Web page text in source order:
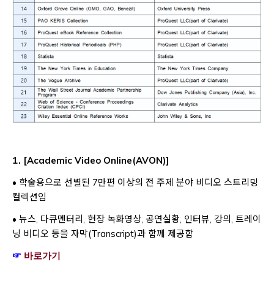
1. [Academic Video Online(AVON)]
• 학술용으로 선별된 7만편 이상의 전 주제 분야 비디오 스트리밍
컬렉션임
• 뉴스, 다큐멘터리, 현장 녹화영상, 공연실황, 인터뷰, 강의, 트레이
닝 비디오 등을 자막(Transcript)과 함께 제공함
☞ 바로가기